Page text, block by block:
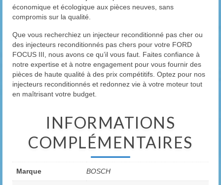
économique et écologique aux pièces neuves, sans
compromis sur la qualité.
Que vous recherchiez un injecteur reconditionné pas cher ou
des injecteurs reconditionnés pas chers pour votre FORD
FOCUS III, nous avons ce qu’il vous faut. Faites confiance à
notre expertise et à notre engagement pour vous fournir des
pièces de haute qualité à des prix compétitifs. Optez pour nos
injecteurs reconditionnés et redonnez vie à votre moteur tout
en maîtrisant votre budget.
INFORMATIONS
COMPLÉMENTAIRES
Marque BOSCH